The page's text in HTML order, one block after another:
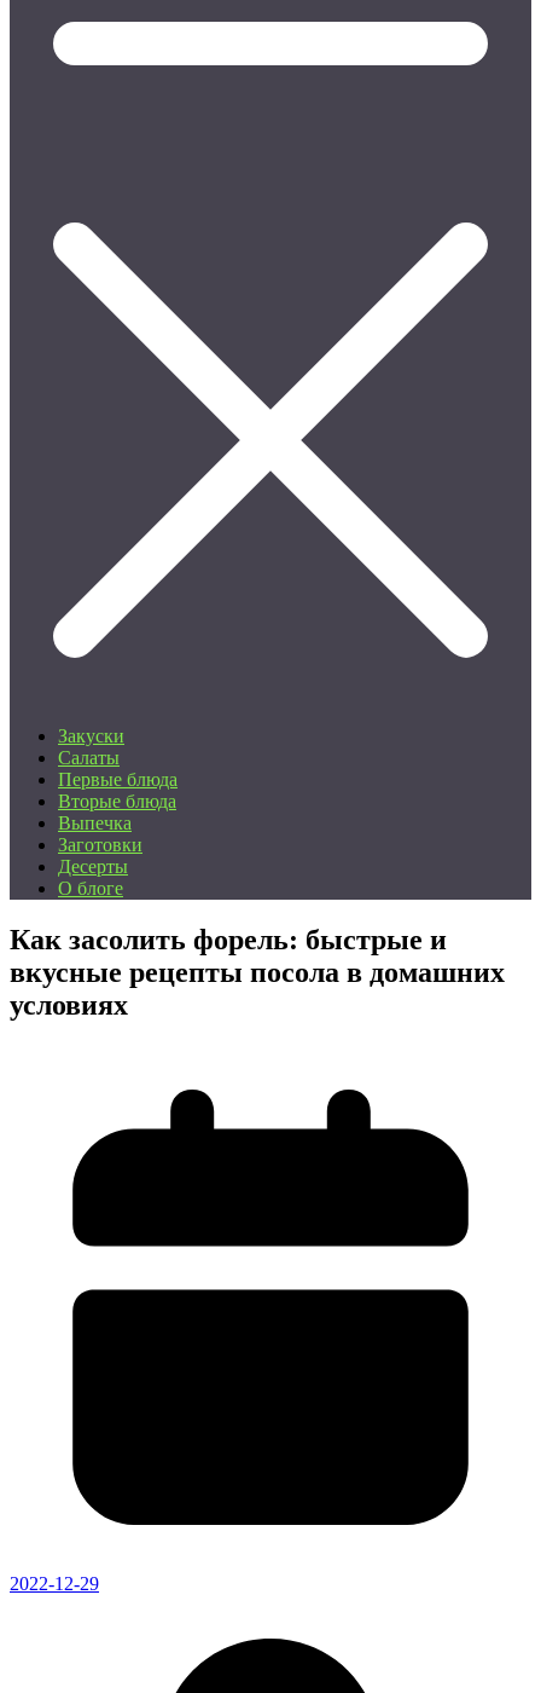
Закуски
Салаты
Первые блюда
Вторые блюда
Выпечка
Заготовки
Десерты
О блоге
Как засолить форель: быстрые и
вкусные рецепты посола в домашних
условиях
2022-12-29